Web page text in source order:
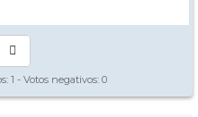
1 - Votos negativos: 0